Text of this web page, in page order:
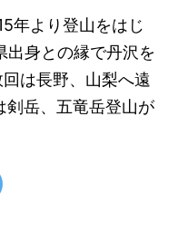
年より登山をはじ
出身との縁で丹沢を
は長野、山梨へ遠
岳、五竜岳登山が